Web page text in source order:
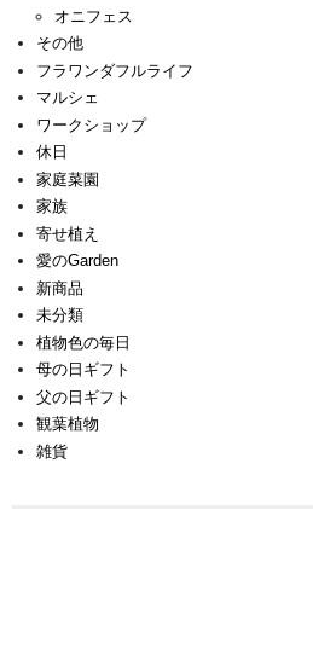
オニフェス
その他
フラワンダフルライフ
マルシェ
ワークショップ
休日
家庭菜園
家族
寄せ植え
愛のGarden
新商品
未分類
植物色の毎日
母の日ギフト
父の日ギフト
観葉植物
雑貨